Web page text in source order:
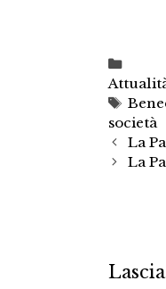
Tag
società
La
La